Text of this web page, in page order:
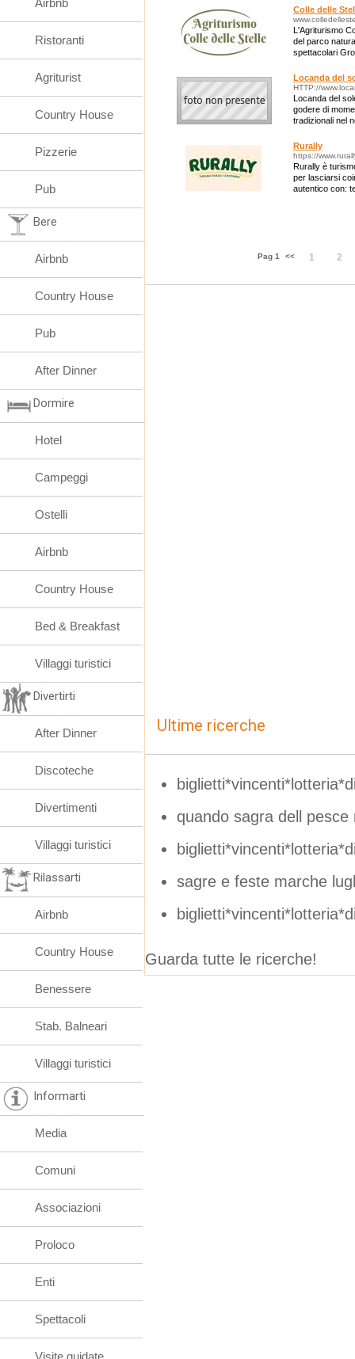
Colle delle
L'Agriturismo
del parco
spettacolari
Locanda del
HTTP://
Locanda del
godere di
tradizionali nel
Rurally
https://
Rurally è
per lasciarsi
autentico con:
Pag 1 << 1 2
Ultime ricerche
quando sagra dell pesce
sagre e feste marche
Guarda tutte le ricerche!
Airbnb
Ristoranti
Agriturist
Country House
Pizzerie
Pub
Bere
Airbnb
Country House
Pub
After Dinner
Dormire
Hotel
Campeggi
Ostelli
Airbnb
Country House
Bed & Breakfast
Villaggi turistici
Divertirti
After Dinner
Discoteche
Divertimenti
Villaggi turistici
Rilassarti
Airbnb
Country House
Benessere
Stab. Balneari
Villaggi turistici
Informarti
Media
Comuni
Associazioni
Proloco
Enti
Spettacoli
Visite guidate